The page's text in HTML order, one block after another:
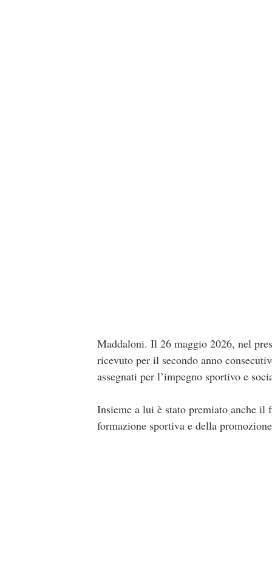
Maddaloni. Il 26 maggio 2026, nel
ricevuto per il secondo anno
assegnati per l’impegno sportivo e
Insieme a lui è stato premiato anche
formazione sportiva e della